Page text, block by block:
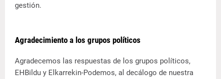
gestión.
Agradecimiento a los grupos políticos
Agradecemos las respuestas de los grupos políticos,
EHBildu y Elkarrekin-Podemos, al decálogo de nuestra